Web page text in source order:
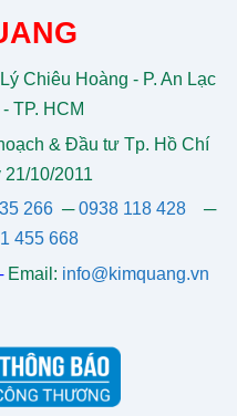
Chiêu Hoàng - P. An Lạc
TP. HCM
& Đầu tư Tp. Hồ Chí
21/10/2011
266─0938 118 428─
455 668
Email: info@kimquang.vn